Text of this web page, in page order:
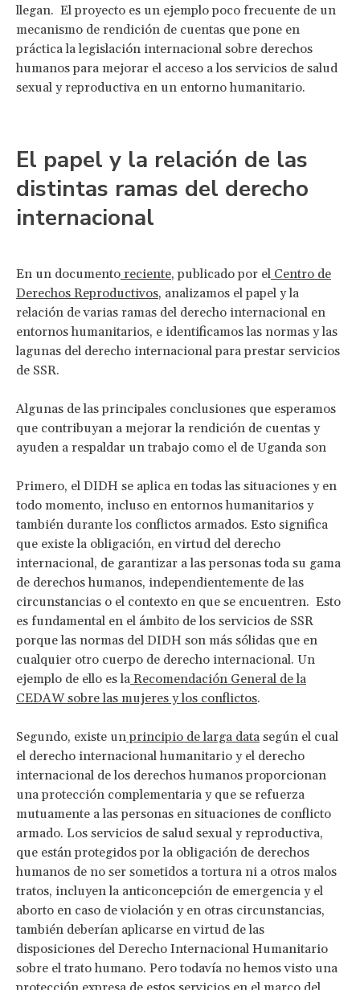
llegan. El proyecto es un ejemplo poco frecuente de un
mecanismo de rendición de cuentas que pone en
práctica la legislación internacional sobre derechos
humanos para mejorar el acceso a los servicios de salud
sexual y reproductiva en un entorno humanitario.
El papel y la relación de las
distintas ramas del derecho
internacional
En un documento reciente, publicado por el Centro de
Derechos Reproductivos, analizamos el papel y la
relación de varias ramas del derecho internacional en
entornos humanitarios, e identificamos las normas y las
lagunas del derecho internacional para prestar servicios
de SSR.
Algunas de las principales conclusiones que esperamos
que contribuyan a mejorar la rendición de cuentas y
ayuden a respaldar un trabajo como el de Uganda son
Primero, el DIDH se aplica en todas las situaciones y en
todo momento, incluso en entornos humanitarios y
también durante los conflictos armados. Esto significa
que existe la obligación, en virtud del derecho
internacional, de garantizar a las personas toda su gama
de derechos humanos, independientemente de las
circunstancias o el contexto en que se encuentren. Esto
es fundamental en el ámbito de los servicios de SSR
porque las normas del DIDH son más sólidas que en
cualquier otro cuerpo de derecho internacional. Un
ejemplo de ello es la Recomendación General de la
CEDAW sobre las mujeres y los conflictos.
Segundo, existe unprincipio de larga data según el cual
el derecho internacional humanitario y el derecho
internacional de los derechos humanos proporcionan
una protección complementaria y que se refuerza
mutuamente a las personas en situaciones de conflicto
armado. Los servicios de salud sexual y reproductiva,
que están protegidos por la obligación de derechos
humanos de no ser sometidos a tortura ni a otros malos
tratos, incluyen la anticoncepción de emergencia y el
aborto en caso de violación y en otras circunstancias,
también deberían aplicarse en virtud de las
disposiciones del Derecho Internacional Humanitario
sobre el trato humano. Pero todavía no hemos visto una